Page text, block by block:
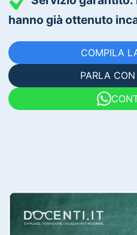
hanno già ottenuto
COMPILA
PARLA